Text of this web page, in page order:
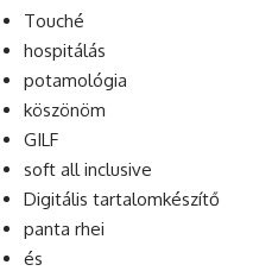
Touché
hospitálás
potamológia
köszönöm
GILF
soft all inclusive
Digitális tartalomkészítő
panta rhei
és